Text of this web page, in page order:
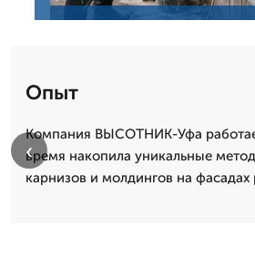
Опыт
Компания ВЫСОТНИК-Уфа
время накопила уникальные
карнизов и молдингов на
‹